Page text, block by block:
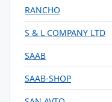
RANCHO
S & L COMPANY LTD
SAAB
SAAB-SHOP